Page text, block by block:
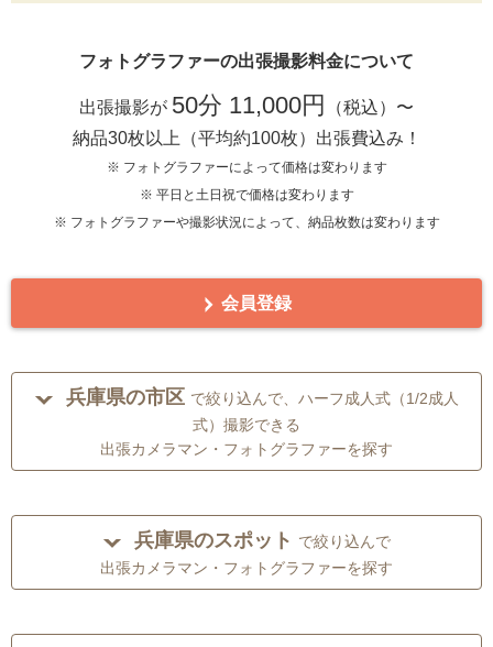
フォトグラファーの出張撮影料金について
出張撮影が 50分 11,000円
（税込）〜
納品30枚以上（平均約100枚）出張費込み！
※ フォトグラファーによって価格は変わります
※ 平日と土日祝で価格は変わります
※ フォトグラファーや撮影状況によって、納品枚数は変わります
会員登録
兵庫県の市区 で絞り込んで、ハーフ成人式（1/2成人
式）撮影できる
出張カメラマン・フォトグラファーを探す
兵庫県のスポット で絞り込んで
出張カメラマン・フォトグラファーを探す